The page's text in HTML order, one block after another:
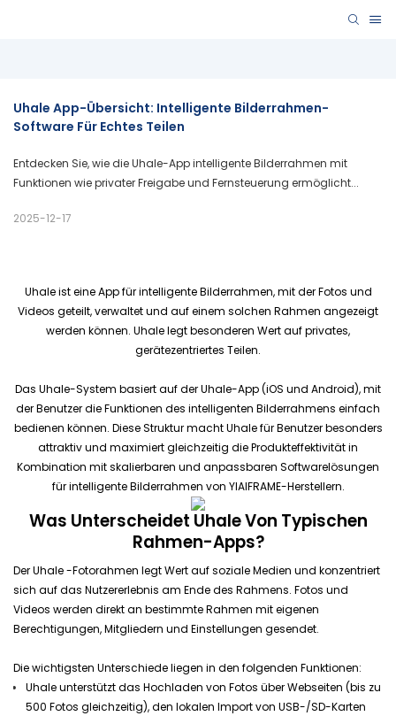
Uhale App-Übersicht: Intelligente Bilderrahmen-
Software Für Echtes Teilen
Entdecken Sie, wie die Uhale-App intelligente Bilderrahmen mit
Funktionen wie privater Freigabe und Fernsteuerung ermöglicht...
2025-12-17
Uhale ist eine App für intelligente Bilderrahmen, mit der Fotos und
Videos geteilt, verwaltet und auf einem solchen Rahmen angezeigt
werden können. Uhale legt besonderen Wert auf privates,
gerätezentriertes Teilen.
Das Uhale-System basiert auf der Uhale-App (iOS und Android), mit
der Benutzer die Funktionen des intelligenten Bilderrahmens einfach
bedienen können. Diese Struktur macht Uhale für Benutzer besonders
attraktiv und maximiert gleichzeitig die Produkteffektivität in
Kombination mit skalierbaren und anpassbaren Softwarelösungen
für intelligente Bilderrahmen von YIAIFRAME-Herstellern.
Was Unterscheidet Uhale Von Typischen
Rahmen-Apps?
Der Uhale-Fotorahmen legt Wert auf soziale Medien und konzentriert
sich auf das Nutzererlebnis am Ende des Rahmens. Fotos und
Videos werden direkt an bestimmte Rahmen mit eigenen
Berechtigungen, Mitgliedern und Einstellungen gesendet.
Die wichtigsten Unterschiede liegen in den folgenden Funktionen:
Uhale unterstützt das Hochladen von Fotos über Webseiten (bis zu
500 Fotos gleichzeitig), den lokalen Import von USB-/SD-Karten